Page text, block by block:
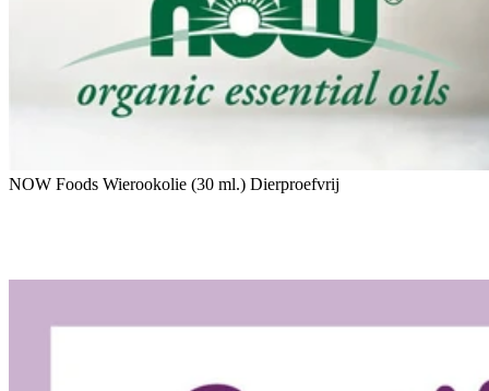
NOW Foods Wierookolie (30 ml.) Dierproefvrij